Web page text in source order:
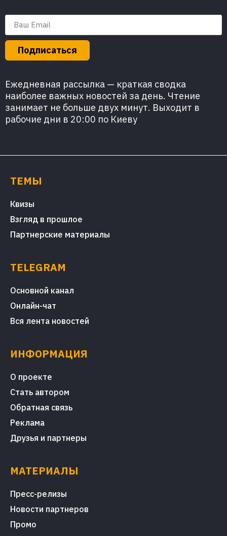
Подписаться
Ежедневная рассылка — краткая сводка
наиболее важных новостей за день. Чтение
занимает не больше двух минут. Выходит в
рабочие дни в 20:00 по Киеву
ТЕМЫ
Квизы
Взгляд в прошлое
Партнерские материалы
TELEGRAM
Основной канал
Онлайн-чат
Вся лента новостей
ИНФОРМАЦИЯ
О проекте
Стать автором
Обратная связь
Реклама
Друзья и партнеры
МАТЕРИАЛЫ
Пресс-релизы
Новости партнеров
Промо